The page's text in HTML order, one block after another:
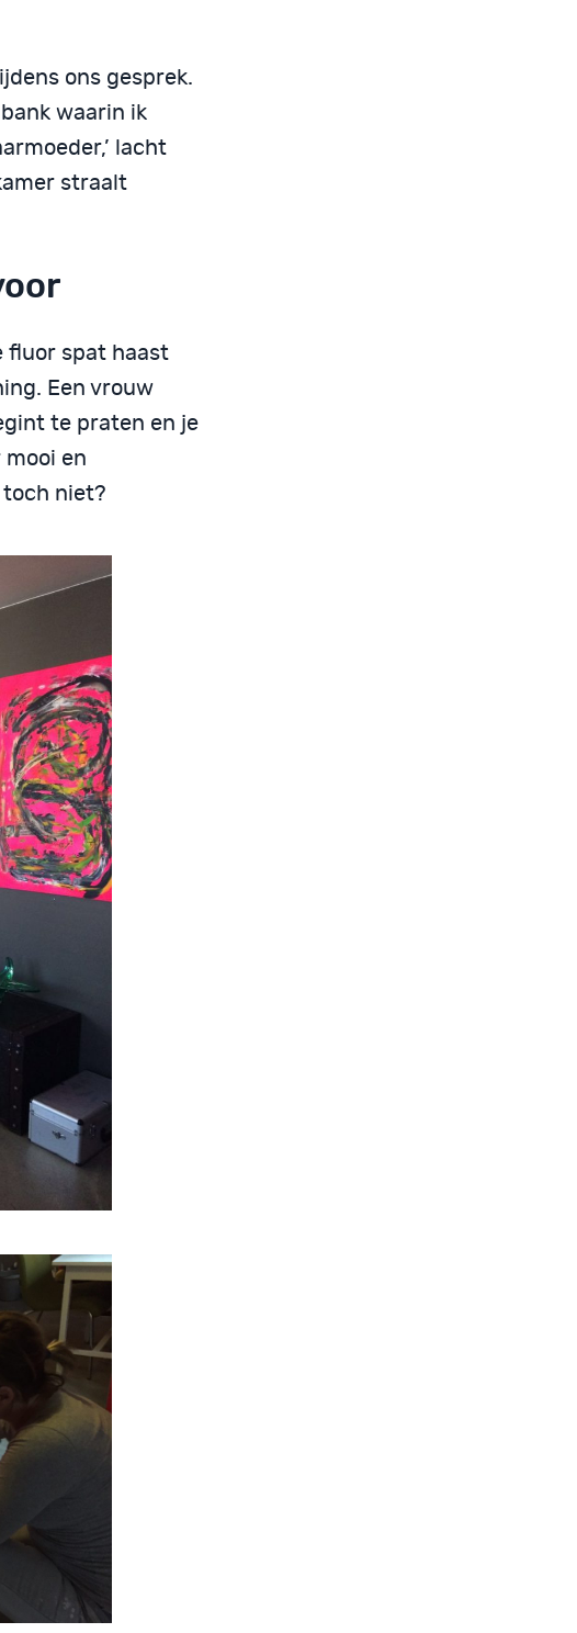
ons gesprek.
waarin ik
lacht
straalt
fluor spat haast
Een vrouw
te praten en je
en
toch niet?